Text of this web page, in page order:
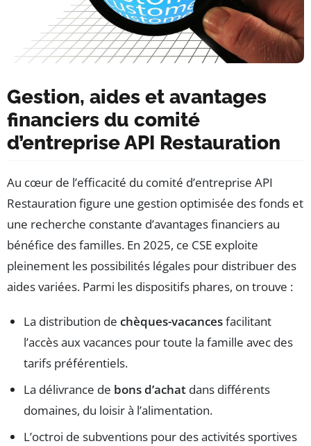
Gestion, aides et avantages
financiers du comité
d’entreprise API Restauration
Au cœur de l’efficacité du comité d’entreprise API
Restauration figure une gestion optimisée des fonds et
une recherche constante d’avantages financiers au
bénéfice des familles. En 2025, ce CSE exploite
pleinement les possibilités légales pour distribuer des
aides variées. Parmi les dispositifs phares, on trouve :
La distribution de chèques-vacancesfacilitant
l’accès aux vacances pour toute la famille avec des
tarifs préférentiels.
La délivrance de bons d’achat dans différents
domaines, du loisir à l’alimentation.
L’octroi de subventions pour des activités sportives